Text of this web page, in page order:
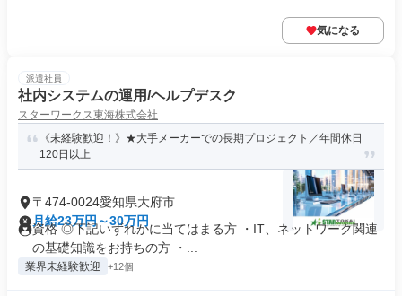
気になる
派遣社員
社内システムの運用/ヘルプデスク
スターワークス東海株式会社
《未経験歓迎！》★大手メーカーでの長期プロジェクト／年間休日
120日以上
〒474-0024愛知県大府市
月給23万円～30万円
資格 ◎下記いずれかに当てはまる方 ・IT、ネットワーク関連
の基礎知識をお持ちの方 ・...
業界未経験歓迎 +12個